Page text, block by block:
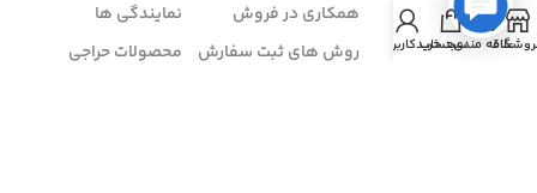
فروشگاه
تماس با ما
همکاری در فروش
روش های ثبت سفارش
نمایندگی ها
محصولات حراجی
علاقه مندیسبد خرید
حساب کاربری من